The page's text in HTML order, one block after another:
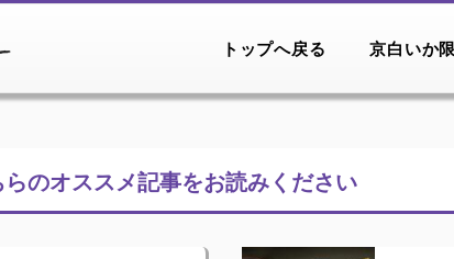
トップへ戻る 京白いか
のオススメ記事をお読みください